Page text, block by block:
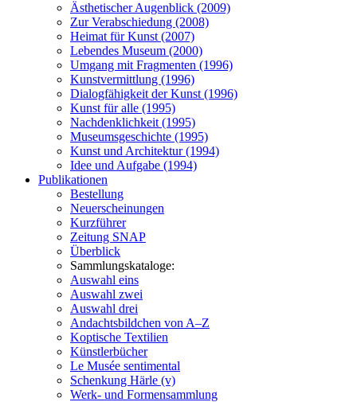
Ästhetischer Augenblick (2009)
Zur Verabschiedung (2008)
Heimat für Kunst (2007)
Lebendes Museum (2000)
Umgang mit Fragmenten (1996)
Kunstvermittlung (1996)
Dialogfähigkeit der Kunst (1996)
Kunst für alle (1995)
Nachdenklichkeit (1995)
Museumsgeschichte (1995)
Kunst und Architektur (1994)
Idee und Aufgabe (1994)
Publikationen
Bestellung
Neuerscheinungen
Kurzführer
Zeitung SNAP
Überblick
Sammlungskataloge:
Auswahl eins
Auswahl zwei
Auswahl drei
Andachtsbildchen von A–Z
Koptische Textilien
Künstlerbücher
Le Musée sentimental
Schenkung Härle (v)
Werk- und Formensammlung